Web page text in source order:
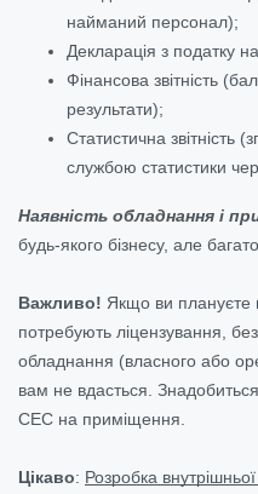
найманий персонал);
Декларація з податку
Фінансова звітність
результати);
Статистична звітність
службою статистики
Наявність обладнання і
будь-якого бізнесу, але
Важливо! Якщо ви плануєте
потребують ліцензування,
обладнання (власного або
вам не вдасться.
СЕС на приміщення.
Цікаво: Розробка